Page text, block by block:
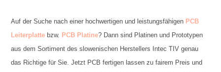
Auf der Suche nach einer hochwertigen und leistungsfähigen PCB
Leiterplattebzw. PCB Platine? Dann sind Platinen und Prototypen
aus dem Sortiment des slowenischen Herstellers Intec TIV genau
das Richtige für Sie. Jetzt PCB fertigen lassen zu fairem Preis und